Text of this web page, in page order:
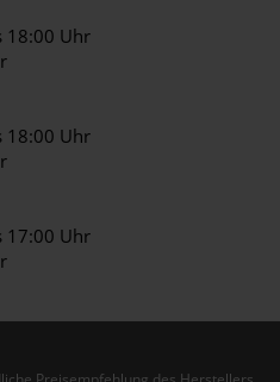
18:00 Uhr
18:00 Uhr
17:00 Uhr